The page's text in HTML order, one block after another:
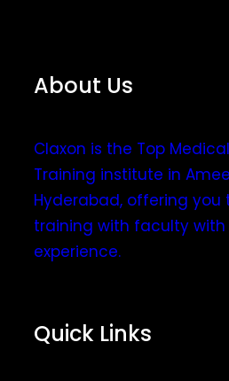
About Us
Claxon is the Top
Training institute in
Hyderabad, offering you
training with faculty with
experience.
Quick Links